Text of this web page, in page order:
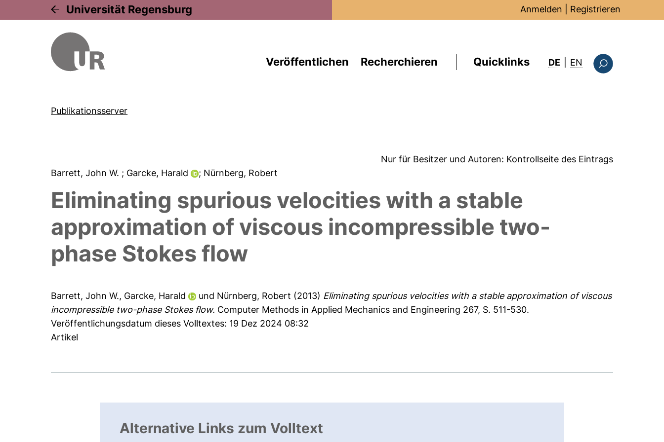
Universität Regensburg Anmelden Registrieren
Veröffentlichen Recherchieren Quicklinks DE EN : this page in
Publikationsserver
Nur für Besitzer und Autoren: Kontrollseite des Eintrags
Barrett, John W. ; Garcke, Harald ; Nürnberg, Robert
Eliminating spurious velocities with a stable
approximation of viscous incompressible two-
phase Stokes flow
Barrett, John W., Garcke, Harald und Nürnberg, Robert (2013) Eliminating spurious velocities with a stable approximation of viscous
incompressible two-phase Stokes flow. Computer Methods in Applied Mechanics and Engineering 267, S. 511-530.
Veröffentlichungsdatum dieses Volltextes: 19 Dez 2024 08:32
Artikel
Alternative Links zum Volltext